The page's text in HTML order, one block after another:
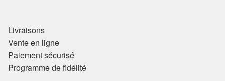
Mon compte
Validation de la commande
Livraisons
Vente en ligne
Paiement sécurisé
Programme de fidélité